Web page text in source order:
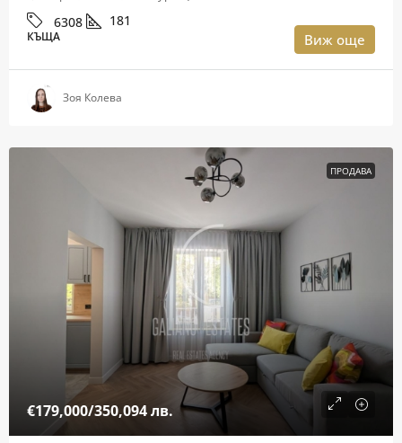
6308 181
КЪЩА Виж още
Зоя Колева
ПРОДАВА
€179,000/350,094 лв.